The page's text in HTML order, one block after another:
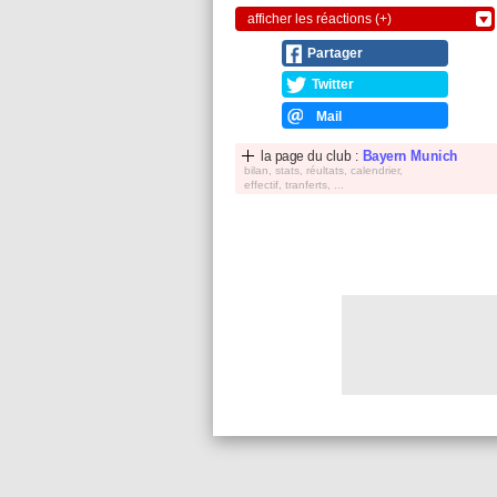
afficher les réactions (+)
Partager
Twitter
Mail
la page du club : Bayern Munich
bilan, stats, réultats, calendrier,
effectif, tranferts, ...